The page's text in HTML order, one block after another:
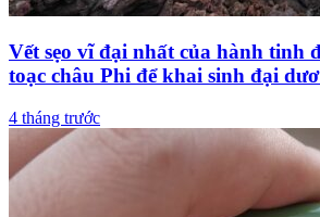
Vết sẹo vĩ đại nhất của hành tinh
toạc châu Phi để khai sinh đại
4 tháng trước